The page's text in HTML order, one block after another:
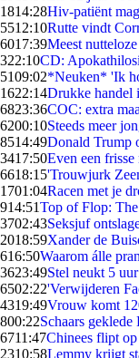
1814:28Hiv-patiënt
5512:10Rutte vindt
6017:39Meest
322:10CD:
5109:02*Neuken* 'Ik
1622:14Drukke handel
6823:36COC: extra
6200:10Steeds meer
8514:49Donald Trump
3417:50Even een frisse
6618:15'Trouwjurk
1701:04Racen met je
914:51Top of Flop:
3702:43Seksjuf
2018:59Xander de
616:50Waarom álle
3623:49Stel neukt 5
6502:22'Verwijderen
4319:49Vrouw komt
800:22Schaars
6711:47Chinees flipt
2310:58Lemmy krijgt